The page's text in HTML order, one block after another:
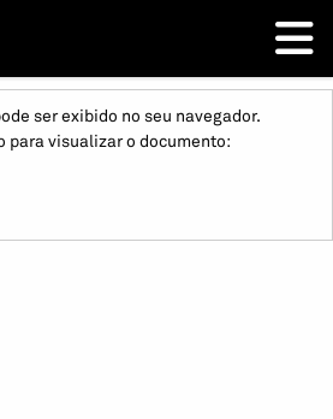
ser exibido no seu navegador.
para visualizar o documento: